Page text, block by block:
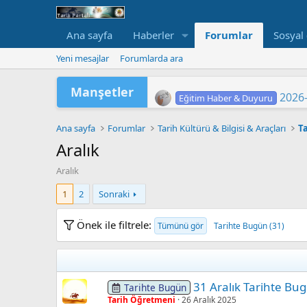
Ana sayfa Haberler Forumlar
Yeni mesajlar Forumlarda ara
Manşetler
Eğitim Haber & Duyuru
Eğitim Haber & Duyuru
Eğitim Haber & Duyuru
Eğitim Haber & Duyuru
TÜRKİYE YÜZYILI
Eğitim Haber & Duyuru
2026 Yükseköğretim
Eğitim Haber & Duyuru
Eğitim Haber & Duyuru
2026 HAZİRAN DÖNEMİ
Ana sayfa Forumlar Tarih Kültürü & Bilgisi & Araçları
Aralık
Aralık
1
2 Sonraki
Önek ile filtrele: Tümünü gör Tarihte Bugün (31)
Tarihte Bugün 31 Aralık Tarihte
Tarih Öğretmeni 26 Aralık 2025